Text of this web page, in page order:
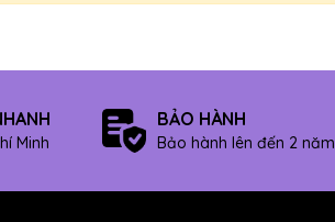
Minh
BẢO HÀNH
Bảo hành lên đến 2 năm